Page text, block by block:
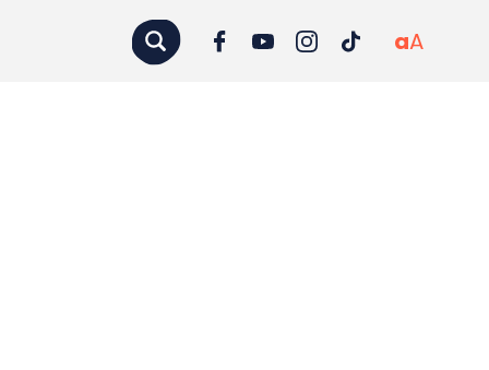
aA